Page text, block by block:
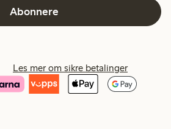
Abonnere
Les mer om sikre betalinger